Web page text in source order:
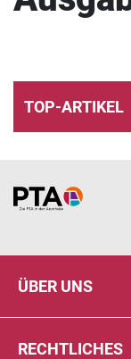
TOP-ARTIKEL
Home
ÜBER UNS
RECHTLICHES